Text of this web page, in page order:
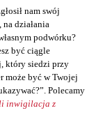
nam swój
działania
podwórku?
być ciągle
który siedzi przy
może być w Twojej
Polecamy
inwigilacja z